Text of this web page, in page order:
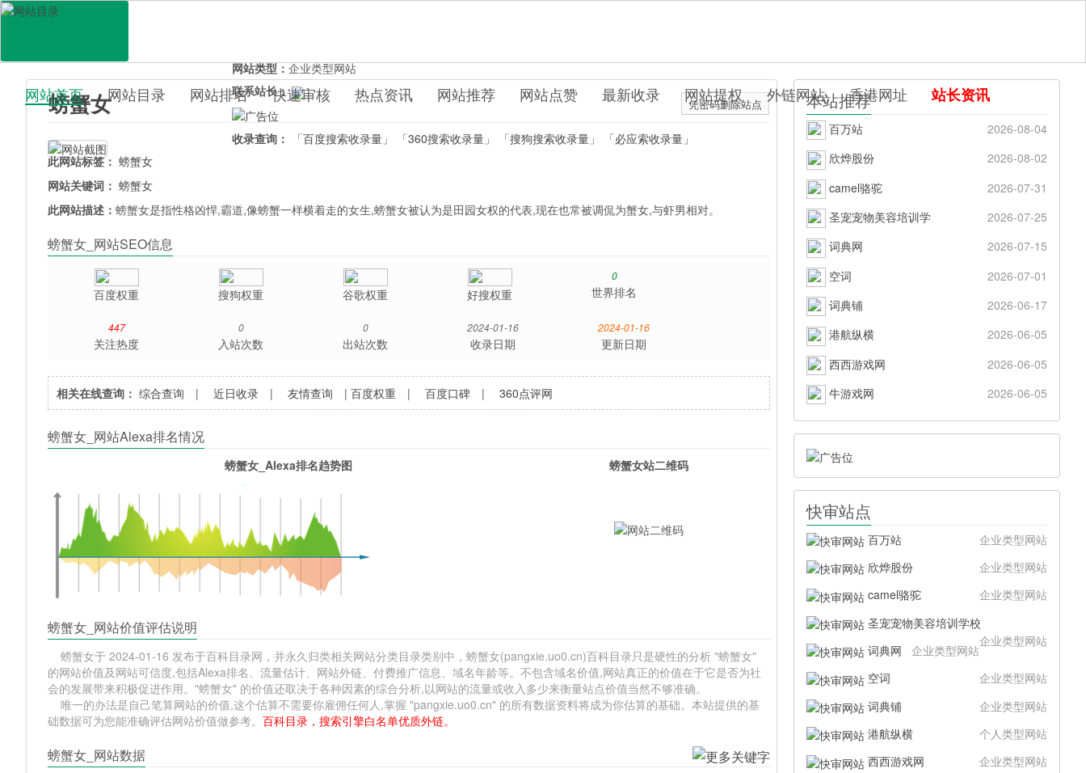
百科目录
网站首页 网站目录 网站排名 快速审核 热点资讯 网站推荐 网站点赞 最新收录 网站提权 外链网站 香港网址 站长资讯
螃蟹女 凭密码删除站点
网站类型：企业类型网站
联系站长：
收录查询： 「百度搜索收录量」 「360搜索收录量」 「搜狗搜索收录量」
「必应索收录量」
此网站标签： 螃蟹女
网站关键词： 螃蟹女
此网站描述：螃蟹女是指性格凶悍,霸道,像螃蟹一样横着走的女生,螃蟹女被认为是田园女权的代表,现在也常被调侃为蟹女,与虾男相对。
螃蟹女_网站SEO信息
百度权重 搜狗权重 谷歌权重 好搜权重
0
世界排名
447
关注热度
0
入站次数
0
出站次数
2024-01-16
收录日期
2024-01-16
更新日期
相关在线查询： 综合查询 |近日收录 |友情查询 |百度权重 |百度口碑 |360点评网
螃蟹女_网站Alexa排名情况
螃蟹女_Alexa排名趋势图 螃蟹女站二维码
螃蟹女_网站价值评估说明
螃蟹女于 2024-01-16 发布于百科目录网，并永久归类相关网站分类目录类别中，螃蟹女(pangxie.uo0.cn)百科目录只是硬性的分析 "螃蟹女"
的网站价值及网站可信度,包括Alexa排名、流量估计、网站外链、付费推广信息、域名年龄等。不包含域名价值,网站真正的价值在于它是否为社
会的发展带来积极促进作用。"螃蟹女" 的价值还取决于各种因素的综合分析,以网站的流量或收入多少来衡量站点价值当然不够准确。
唯一的办法是自己笔算网站的价值,这个估算不需要你雇佣任何人,掌握 "pangxie.uo0.cn" 的所有数据资料将成为你估算的基础。本站提供的基
础数据可为您能准确评估网站价值做参考。百科目录，搜索引擎白名单优质外链。
螃蟹女_网站数据
本站推荐
百万站
2026-08-04
欣烨股份
2026-08-02
camel骆驼
2026-07-31
圣宠宠物美容培训学
2026-07-25
词典网
2026-07-15
空词
2026-07-01
词典铺
2026-06-17
港航纵横
2026-06-05
西西游戏网
2026-06-05
牛游戏网
2026-06-05
快审站点
百万站
企业类型网站
欣烨股份
企业类型网站
camel骆驼
企业类型网站
圣宠宠物美容培训学校
企业类型网站
词典网
企业类型网站
空词
企业类型网站
词典铺
企业类型网站
港航纵横
个人类型网站
西西游戏网
企业类型网站